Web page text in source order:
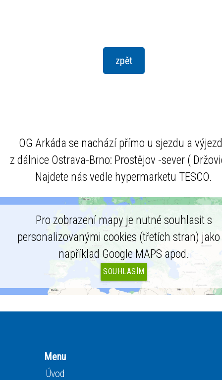
OG Arkáda se nachází přímo u sjezdu a
z dálnice Ostrava-Brno: Prostějov -sever (
Najdete nás vedle hypermarketu TESCO.
Pro zobrazení mapy je nutné souhlasit s
personalizovanými cookies (třetích stran)
například Google MAPS apod.
SOUHLASÍM
Menu
Úvod